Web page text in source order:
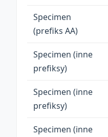
Specimen
(prefiks AA)
Specimen (inne
prefiksy)
Specimen (inne
prefiksy)
Specimen (inne